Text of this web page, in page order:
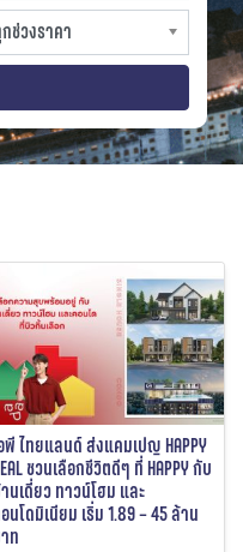
ช่วงราคา
พี ไทยแลนด์ ส่งแคมเปญ HAPPY
ชวนเลือกชีวิตดีๆ ที่ HAPPY กับ
นเดี่ยว ทาวน์โฮม และ
นโดมิเนียม เริ่ม 1.89 – 45 ล้าน
ท